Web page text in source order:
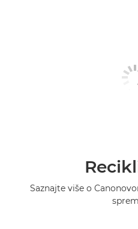
Saznajte više o